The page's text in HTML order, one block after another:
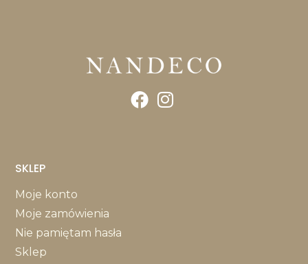
SKLEP
Moje konto
Moje zamówienia
Nie pamiętam hasła
Sklep